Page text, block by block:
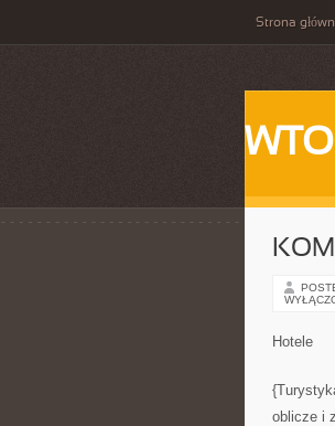
Strona
Hotele
oblicze i